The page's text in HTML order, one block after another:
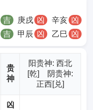
吉 甲辰 凶 乙巳 凶
吉 庚戌 凶 辛亥 凶
贵
神
阳贵神: 西北
[乾] 阴贵神:
正西[兑]
凶